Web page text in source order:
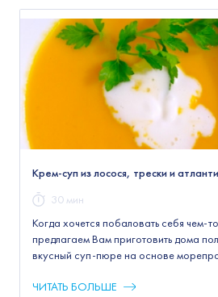
Крем-суп из лосося, трески и
30 мин
Когда хочется побаловать себя чем-
предлагаем Вам приготовить дома
вкусный суп-пюре на основе
ЧИТАТЬ БОЛЬШЕ